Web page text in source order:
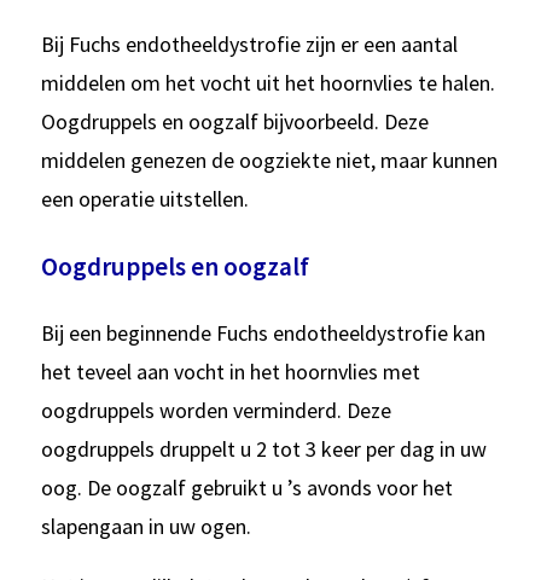
Bij Fuchs endotheeldystrofie zijn er een aantal
middelen om het vocht uit het hoornvlies te halen.
Oogdruppels en oogzalf bijvoorbeeld. Deze
middelen genezen de oogziekte niet, maar kunnen
een operatie uitstellen.
Oogdruppels en oogzalf
Bij een beginnende Fuchs endotheeldystrofie kan
het teveel aan vocht in het hoornvlies met
oogdruppels worden verminderd. Deze
oogdruppels druppelt u 2 tot 3 keer per dag in uw
oog. De oogzalf gebruikt u ’s avonds voor het
slapengaan in uw ogen.